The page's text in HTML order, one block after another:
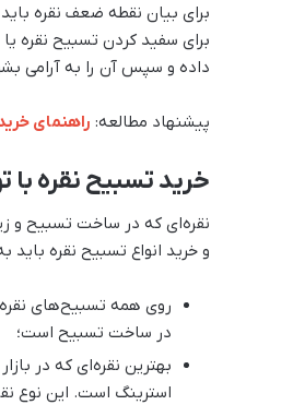
برای بیان نقطه ضعف نقره
برای سفید کردن تسبیح نقره
داده و سپس آن را به آرامی
پیشنهاد مطالعه: راهنمای
خرید تسبیح نقره با
نقره‌ای که در ساخت تسبیح و
و خرید انواع تسبیح نقره باید
روی همه تسبیح‌های
در ساخت تسبیح است؛
استرینگ است. این نوع